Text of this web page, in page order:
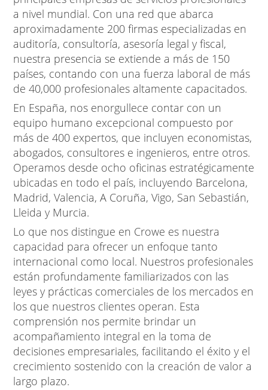
a nivel mundial. Con una red que abarca
aproximadamente 200 firmas especializadas en
auditoría, consultoría, asesoría legal y fiscal,
nuestra presencia se extiende a más de 150
países, contando con una fuerza laboral de más
de 40,000 profesionales altamente capacitados.
En España, nos enorgullece contar con un
equipo humano excepcional compuesto por
más de 400 expertos, que incluyen economistas,
abogados, consultores e ingenieros, entre otros.
Operamos desde ocho oficinas estratégicamente
ubicadas en todo el país, incluyendo Barcelona,
Madrid, Valencia, A Coruña, Vigo, San Sebastián,
Lleida y Murcia.
Lo que nos distingue en Crowe es nuestra
capacidad para ofrecer un enfoque tanto
internacional como local. Nuestros profesionales
están profundamente familiarizados con las
leyes y prácticas comerciales de los mercados en
los que nuestros clientes operan. Esta
comprensión nos permite brindar un
acompañamiento integral en la toma de
decisiones empresariales, facilitando el éxito y el
crecimiento sostenido con la creación de valor a
largo plazo.